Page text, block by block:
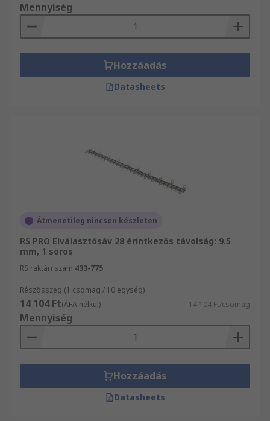
Mennyiség
Hozzáadás
Datasheets
Átmenetileg nincsen készleten
RS PRO Elválasztósáv 28 érintkezős távolság: 9.5
mm, 1 soros
RS raktári szám 433-775
Részösszeg (1 csomag / 10 egység)
14 104 Ft(ÁFA nélkül) 14 104 Ft/csomag
Mennyiség
Hozzáadás
Datasheets